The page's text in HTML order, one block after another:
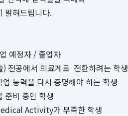
밝혀드립니다.
예정자 / 졸업자
) 전공에서 의료계로 전환하려는 학생
능력을 다시 증명해야 하는 학생
준비 중인 학생
Activity가 부족한 학생